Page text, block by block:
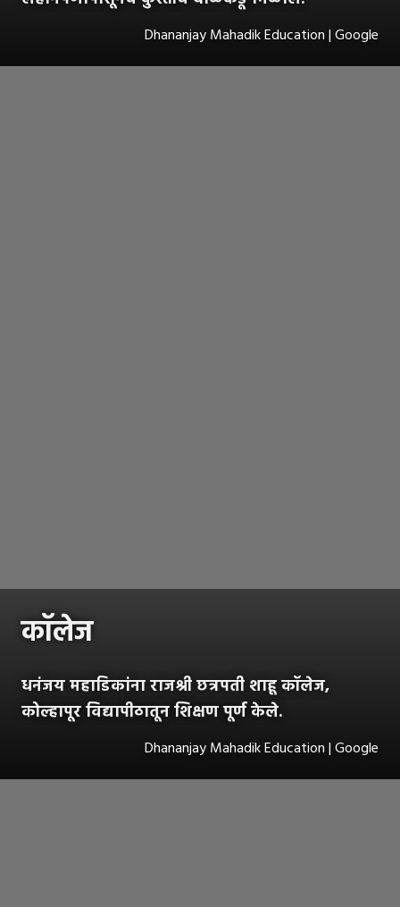
Dhananjay Mahadik Education | Google
कॉलेज
धनंजय महाडिकांना राजश्री छत्रपती शाहू कॉलेज,
कोल्हापूर विद्यापीठातून शिक्षण पूर्ण केले.
Dhananjay Mahadik Education | Google